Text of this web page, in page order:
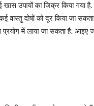
उपायों का जिक्र किया गया
दोषों को दूर किया जा सकता
में लाया जा सकता है. आइए